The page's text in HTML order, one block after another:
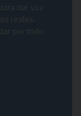
dar voz
reales.
por todo